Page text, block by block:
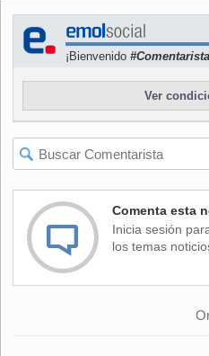
¡Bienvenido
Ver
Comenta esta
Inicia sesión
los temas